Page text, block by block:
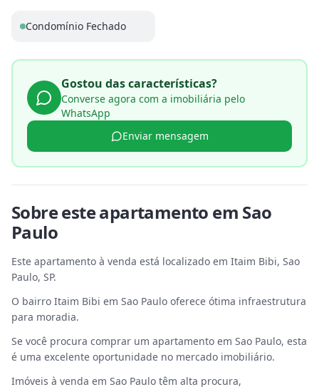
Condomínio Fechado
Gostou das características?
Converse agora com a imobiliária pelo
WhatsApp
Enviar mensagem
Sobre esteapartamento em Sao
Paulo
Este apartamento à venda está localizado em Itaim Bibi, Sao
Paulo, SP.
O bairro Itaim Bibi em Sao Paulo oferece ótima infraestrutura
para moradia.
Se você procura comprar um apartamento em Sao Paulo, esta
é uma excelente oportunidade no mercado imobiliário.
Imóveis à venda em Sao Paulo têm alta procura,